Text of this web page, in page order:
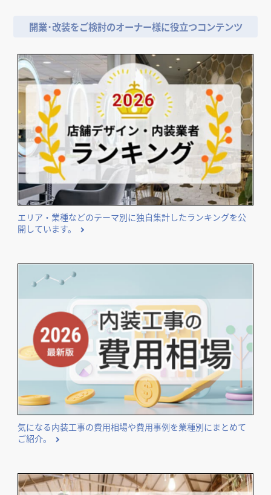
開業･改装をご検討のオーナー様に役立つコンテンツ
エリア・業種などのテーマ別に独自集計したランキングを公
開しています。
気になる内装工事の費用相場や費用事例を業種別にまとめて
ご紹介。